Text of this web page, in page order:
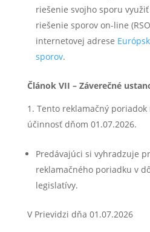
riešenie svojho sporu
riešenie sporov on-line
internetovej adrese
sporov.
Článok VII – Záverečné
Tento reklamačný
účinnosť dňom 01.07.2026.
Predávajúci si vyhradzuje
reklamačného poriadku v
legislatívy.
V Prievidzi dňa 01.07.2026